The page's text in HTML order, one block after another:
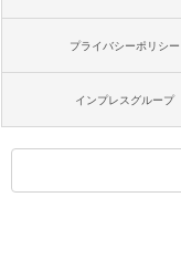
プライバシーポリシー
インプレスグループ